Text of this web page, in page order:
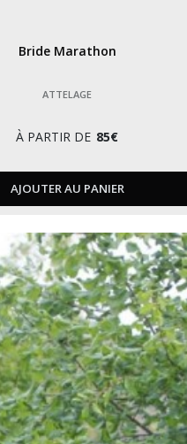
Bride Marathon
ATTELAGE
À PARTIR DE 85€
AJOUTER AU PANIER